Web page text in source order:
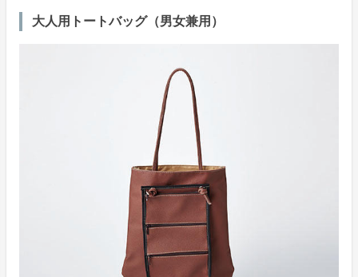
大人用トートバッグ（男女兼用）